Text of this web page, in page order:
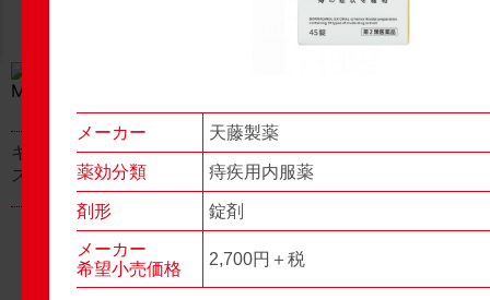
キャベジンコーワαプラ
ス顆粒
グロンサン用刃棒
メーカー 天藤製薬
薬効分類 痔疾用内服薬
剤形 錠剤
メーカー
希望小売価格
2,700円＋税